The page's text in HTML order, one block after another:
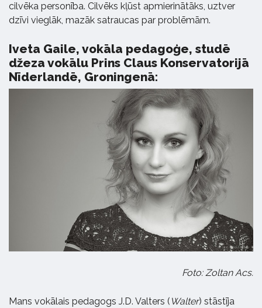
cilvēka personība. Cilvēks kļūst apmierinātāks, uztver
dzīvi vieglāk, mazāk satraucas par problēmām.
Iveta Gaile, vokāla pedagoģe, studē
džeza vokālu Prins Claus Konservatorijā
Nīderlandē, Groningenā:
Foto: Zoltan Acs.
Mans vokālais pedagogs J.D. Valters ( Walter) stāstīja